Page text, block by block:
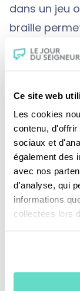
Ce site web
Les cookies
contenu,
sociaux et
également des
avec nos
d'analyse, qui
informations
collectées lors
dans un jeu
braille
jeunes sur eux.
Si les
par le son,
est
ensemble
écoute pour
autre chose
Voir